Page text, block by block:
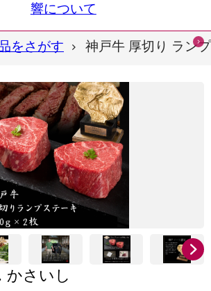
響について
をさがす 神戸牛 厚切り ラン
かさいし